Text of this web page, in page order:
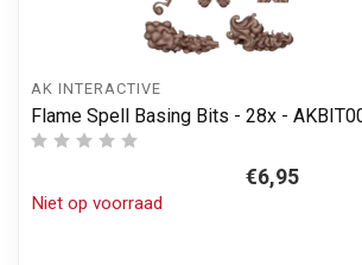
AK INTERACTIVE
Flame Spell Basing Bits - 28x -
€6,95
Niet op voorraad